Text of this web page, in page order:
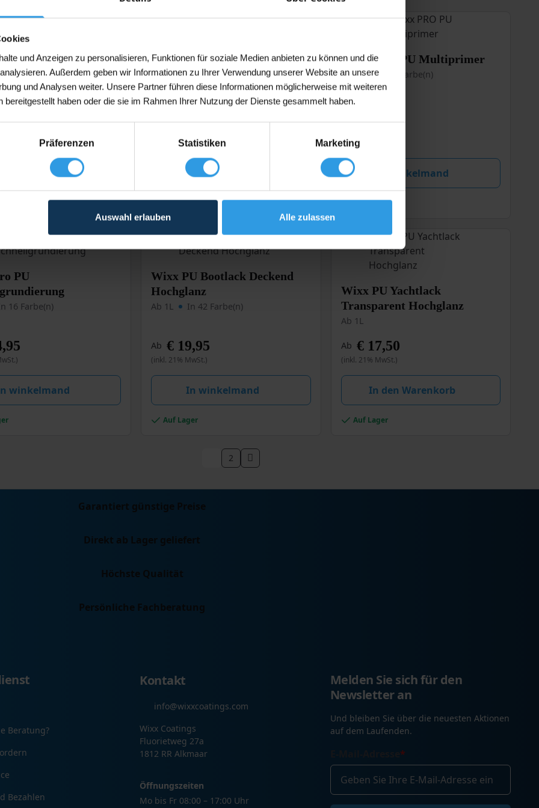
und Anzeigen zu personalisieren, Funktionen für soziale Medien anbieten zu können und die
Außerdem geben wir Informationen zu Ihrer Verwendung unserer Website an unsere
und Analysen weiter. Unsere Partner führen diese Informationen möglicherweise mit weiteren
bereitgestellt haben oder die sie im Rahmen Ihrer Nutzung der Dienste gesammelt haben.
Präferenzen Statistiken Marketing
Auswahl erlauben Alle zulassen
PU Holzlack Satin
In 18 Farbe(n)
In winkelmand
Wixx PRO PU Holzlack Ultra
Hochglanz
Ab 1L In 18 Farbe(n)
(inkl. 21% MwSt.)
In winkelmand
Dieses
Produkt
weist
mehrere
Varianten
Optionen
der
gewählt
werden
Auf Lager
Wixx PRO PU Multiprimer
Ab 1L In 18 Farbe(n)
(inkl. 21% MwSt.)
In winkelmand
Dieses
Produkt
weist
mehrere
Varianten
auf.
Optionen
können
auf
Produktseite
Auf Lager
PU
16 Farbe(n)
winkelmand
Wixx PU Bootlack Deckend
Hochglanz
Ab 1L In 42 Farbe(n)
Ab € 19,95
(inkl. 21% MwSt.)
In winkelmand
Dieses
Produkt
weist
mehrere
Die
Optionen
können
der
gewählt
Auf Lager
Wixx PU Yachtlack
Transparent Hochglanz
Ab 1L
Ab €17,50
(inkl. 21% MwSt.)
In den Warenkorb
Dieses
Produkt
weist
mehrere
Varianten
auf.
Die
Optionen
können
auf
Produktseite
Auf Lager
2
Garantiert günstige Preise
Direkt ab Lager geliefert
Höchste Qualität
Persönliche Fachberatung
Beratung?
Bezahlen
Kontakt
info@wixxcoatings.com
Wixx Coatings
Fluorietweg 27a
1812 RR Alkmaar
Öffnungszeiten
Mo bis Fr 08:00 – 17:00 Uhr
Melden Sie sich für den
Newsletter an
Und bleiben Sie über die neuesten Aktionen
auf dem Laufenden.
*